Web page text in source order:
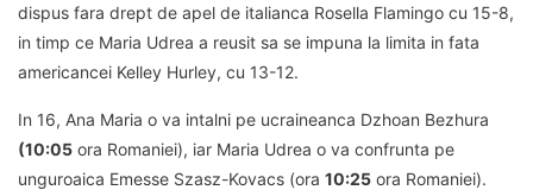
dispus fara drept de apel de italianca Rosella Flamingo cu 15-8,
in timp ce Maria Udrea a reusit sa se impuna la limita in fata
americancei Kelley Hurley, cu 13-12.
In 16, Ana Maria o va intalni pe ucraineanca Dzhoan Bezhura
(10:05 ora Romaniei), iar Maria Udrea o va confrunta pe
unguroaica Emesse Szasz-Kovacs (ora 10:25 ora Romaniei).